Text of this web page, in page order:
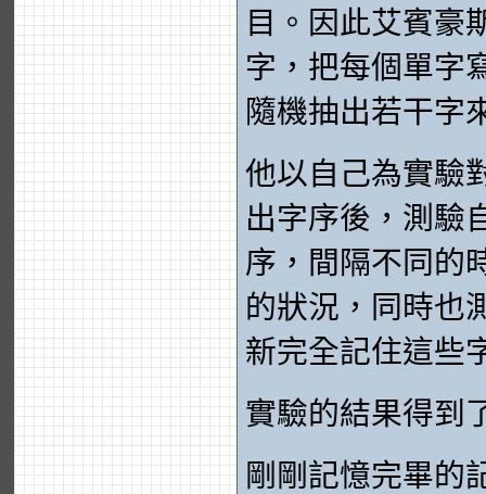
目。因此艾賓豪
字，把每個單字
隨機抽出若干字
他以自己為實驗
出字序後，測驗
序，間隔不同的
的狀況，同時也
新完全記住這些
實驗的結果得到
剛剛記憶完畢的